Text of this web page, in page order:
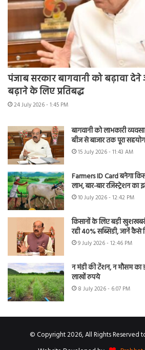
पंजाब सरकार बागवानी को बढ़ावा
बढ़ाने के लिए प्रतिबद्ध
24 July 2026 - 1:45 PM
बागवानी को लाभकारी
बीज से बाजार तक पूरा
15 July 2026 - 11:43 AM
Farmers ID Card बनेगा
लाभ, बार-बार रजिस्ट्रेशन
10 July 2026 - 12:42 PM
किसानों के लिए बड़ी
रही 40% सब्सिडी, जानें कैसे
9 July 2026 - 12:46 PM
न मंडी की टेंशन, न मौसम
लाखों रुपये
8 July 2026 - 6:07 PM
© Copyright 2026, All Rights Reserved